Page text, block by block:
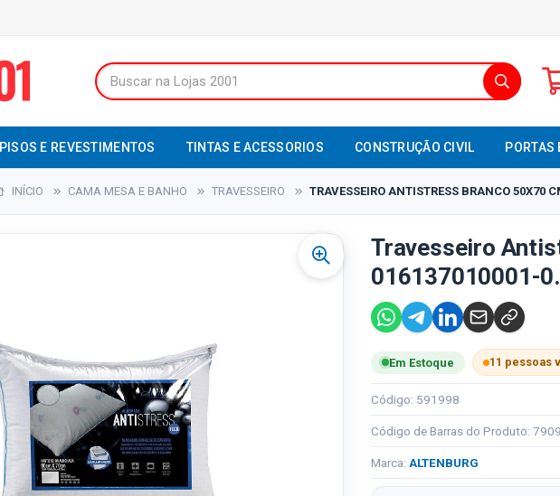
PISOS E REVESTIMENTOS TINTAS E ACESSORIOS CONSTRUÇÃO CIVIL PORTAS
INÍCIO CAMA MESA E BANHO TRAVESSEIRO TRAVESSEIRO ANTISTRESS BRANCO 50X70
Travesseiro
016137010001-
Em Estoque 11 pessoas
Código: 591998
Código de Barras do Produto:
Marca: ALTENBURG